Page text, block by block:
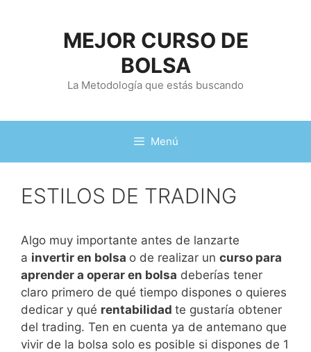
MEJOR CURSO DE
BOLSA
La Metodología que estás buscando
Menú
ESTILOS DE TRADING
Algo muy importante antes de lanzarte
a invertir en bolsa o de realizar un curso para
aprender a operar en bolsa deberías tener
claro primero de qué tiempo dispones o quieres
dedicar y qué rentabilidad te gustaría obtener
del trading. Ten en cuenta ya de antemano que
vivir de la bolsa solo es posible si dispones de 1